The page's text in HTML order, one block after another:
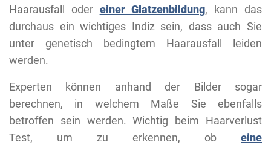
Haarausfall oder einer Glatzenbildung, kann das
durchaus ein wichtiges Indiz sein, dass auch Sie
unter genetisch bedingtem Haarausfall leiden
werden.
Experten können anhand der Bilder sogar
berechnen, in welchem Maße Sie ebenfalls
betroffen sein werden. Wichtig beim Haarverlust
Test, um zu erkennen, ob eine